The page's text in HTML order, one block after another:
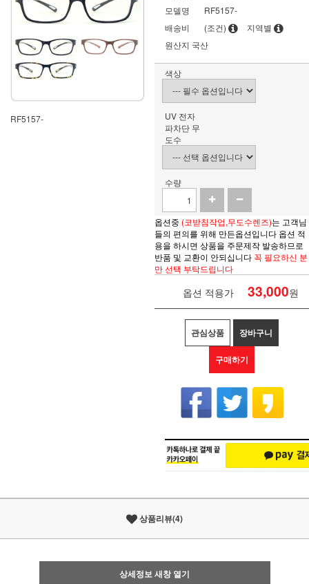
RF5157-
모델명
RF5157-
배송비
(조건)
지역별
원산지 국산
색상
UV 전자
파차단 무
도수
수량
옵션중 (코받침작업,무도수렌즈)는 고객님
들의 편의를 위해 만든옵션입니다 옵션 적
용을 하시면 상품을 주문제작 발송하므로
반품 및 교환이 안되십니다 꼭 필요하신 분
만 선택 부탁드립니다
옵션 적용가 33,000원
관심상품 장바구니
구매하기
상품리뷰(4)
상세정보 새창 열기